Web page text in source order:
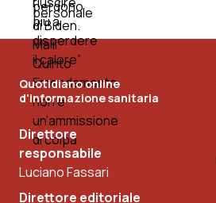
Quotidiano online
d'informazione sanitaria
Direttore
responsabile
Luciano Fassari
Direttore editoriale